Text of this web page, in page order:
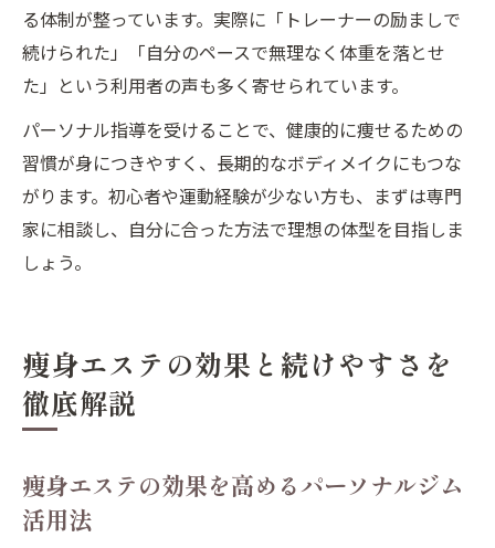
る体制が整っています。実際に「トレーナーの励ましで
続けられた」「自分のペースで無理なく体重を落とせ
た」という利用者の声も多く寄せられています。
パーソナル指導を受けることで、健康的に痩せるための
習慣が身につきやすく、長期的なボディメイクにもつな
がります。初心者や運動経験が少ない方も、まずは専門
家に相談し、自分に合った方法で理想の体型を目指しま
しょう。
痩身エステの効果と続けやすさを
徹底解説
痩身エステの効果を高めるパーソナルジム
活用法